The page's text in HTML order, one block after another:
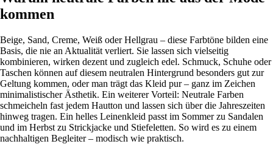
kommen
Beige, Sand, Creme, Weiß oder Hellgrau – diese Farbtöne bilden eine
Basis, die nie an Aktualität verliert. Sie lassen sich vielseitig
kombinieren, wirken dezent und zugleich edel. Schmuck, Schuhe oder
Taschen können auf diesem neutralen Hintergrund besonders gut zur
Geltung kommen, oder man trägt das Kleid pur – ganz im Zeichen
minimalistischer Ästhetik. Ein weiterer Vorteil: Neutrale Farben
schmeicheln fast jedem Hautton und lassen sich über die Jahreszeiten
hinweg tragen. Ein helles Leinenkleid passt im Sommer zu Sandalen
und im Herbst zu Strickjacke und Stiefeletten. So wird es zu einem
nachhaltigen Begleiter – modisch wie praktisch.